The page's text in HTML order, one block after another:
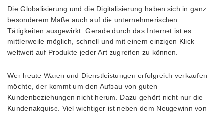
Die Globalisierung und die Digitalisierung haben sich in ganz
besonderem Maße auch auf die unternehmerischen
Tätigkeiten ausgewirkt. Gerade durch das Internet ist es
mittlerweile möglich, schnell und mit einem einzigen Klick
weltweit auf Produkte jeder Art zugreifen zu können.
Wer heute Waren und Dienstleistungen erfolgreich verkaufen
möchte, der kommt um den Aufbau von guten
Kundenbeziehungen nicht herum. Dazu gehört nicht nur die
Kundenakquise. Viel wichtiger ist neben dem Neugewinn von